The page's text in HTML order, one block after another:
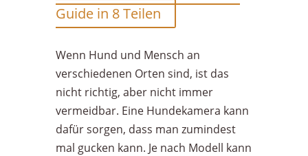
Guide in 8 Teilen
Wenn Hund und Mensch an
verschiedenen Orten sind, ist das
nicht richtig, aber nicht immer
vermeidbar. Eine Hundekamera kann
dafür sorgen, dass man zumindest
mal gucken kann. Je nach Modell kann